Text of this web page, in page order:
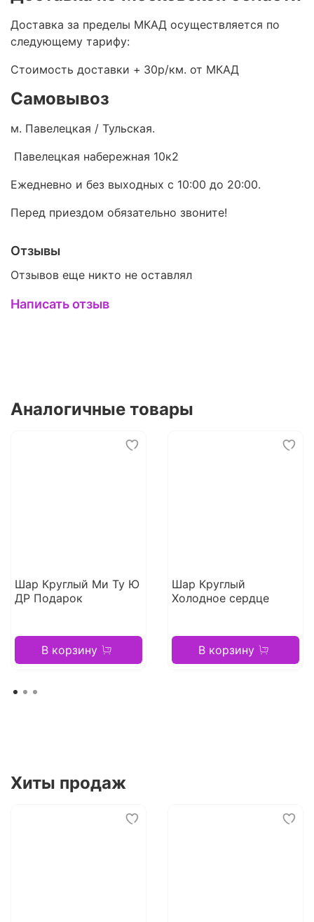
Доставка за пределы МКАД осуществляется по
следующему тарифу:
Стоимость доставки + 30р/км. от МКАД
Самовывоз
м. Павелецкая / Тульская.
Павелецкая набережная 10к2
Ежедневно и без выходных с 10:00 до 20:00.
Перед приездом обязательно звоните!
Отзывы
Отзывов еще никто не оставлял
Написать отзыв
Аналогичные товары
Шар Круглый Ми Ту Ю
ДР Подарок
В корзину
Шар Круглый
Холодное сердце
В корзину
Хиты продаж